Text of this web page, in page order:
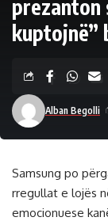
prezanton
kuptojnë”
Alban Begolli
Samsung po
rregullat e lojës
emocionuese